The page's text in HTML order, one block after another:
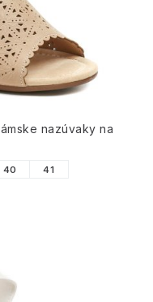
nazúvaky na
40 41